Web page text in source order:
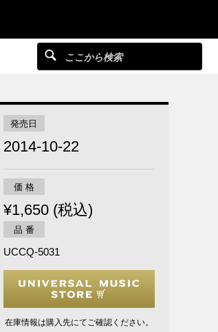
発売日
2014-10-22
価 格
¥1,650 (税込)
品 番
UCCQ-5031
在庫情報は購入先にてご確認ください。